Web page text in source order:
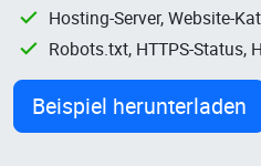
Hosting-Server, Website-
Robots.txt, HTTPS-Status,
Beispiel herunterladen